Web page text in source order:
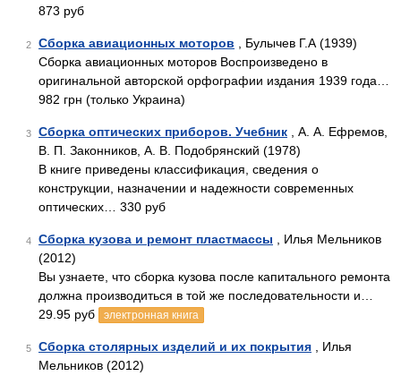
873 руб
2 Сборка авиационных моторов , Булычев Г.А (1939)
Сборка авиационных моторов Воспроизведено в
оригинальной авторской орфографии издания 1939 года…
982 грн (только Украина)
3 Сборка оптических приборов. Учебник , А. А. Ефремов,
В. П. Законников, А. В. Подобрянский (1978)
В книге приведены классификация, сведения о
конструкции, назначении и надежности современных
оптических… 330 руб
4 Сборка кузова и ремонт пластмассы , Илья Мельников
(2012)
Вы узнаете, что сборка кузова после капитального ремонта
должна производиться в той же последовательности и…
29.95 руб
электронная книга
5 Сборка столярных изделий и их покрытия , Илья
Мельников (2012)